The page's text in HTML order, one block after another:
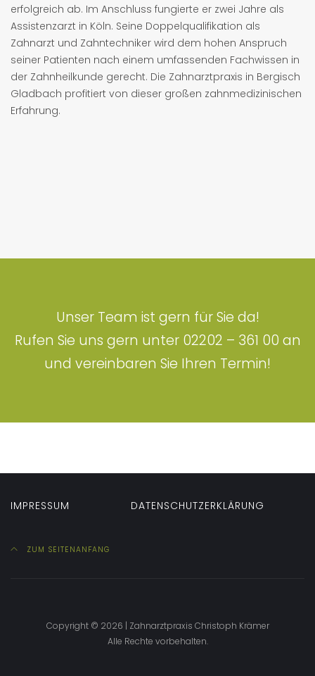
erfolgreich ab. Im Anschluss fungierte er zwei Jahre als
Assistenzarzt in Köln. Seine Doppelqualifikation als
Zahnarzt und Zahntechniker wird dem hohen Anspruch
seiner Patienten nach einem umfassenden Fachwissen in
der Zahnheilkunde gerecht. Die Zahnarztpraxis in Bergisch
Gladbach profitiert von dieser großen zahnmedizinischen
Erfahrung.
Unser Team ist gern für Sie da!
Rufen Sie uns gern unter 02202 – 361 00 an
und vereinbaren Sie Ihren Termin!
IMPRESSUM DATENSCHUTZERKLÄRUNG
ZUM SEITENANFANG
Copyright © 2026 | Zahnarztpraxis Christoph Krämer
Alle Rechte vorbehalten.